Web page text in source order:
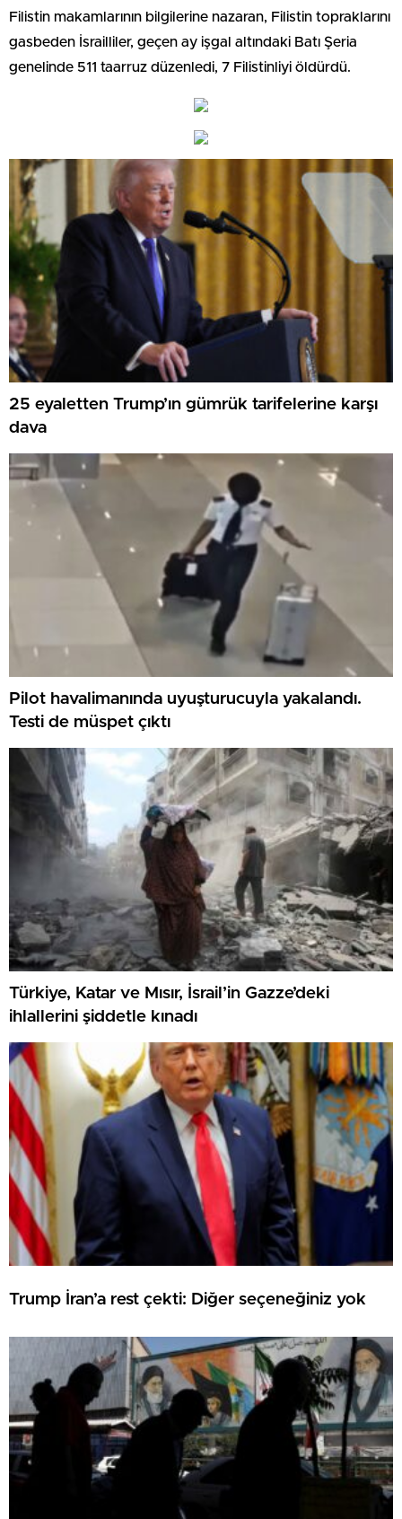
Filistin makamlarının bilgilerine nazaran, Filistin topraklarını
gasbeden İsrailliler, geçen ay işgal altındaki Batı Şeria
genelinde 511 taarruz düzenledi, 7 Filistinliyi öldürdü.
25 eyaletten Trump’ın gümrük tarifelerine karşı
dava
Pilot havalimanında uyuşturucuyla yakalandı.
Testi de müspet çıktı
Türkiye, Katar ve Mısır, İsrail’in Gazze’deki
ihlallerini şiddetle kınadı
Trump İran’a rest çekti: Diğer seçeneğiniz yok